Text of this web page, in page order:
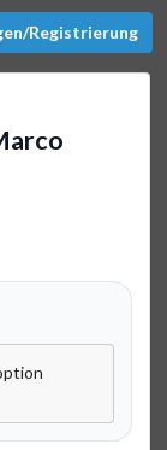
Registrierung